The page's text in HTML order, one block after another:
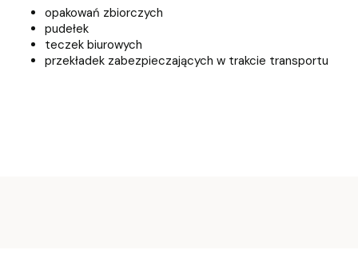
opakowań zbiorczych
pudełek
teczek biurowych
przekładek zabezpieczających w trakcie transportu